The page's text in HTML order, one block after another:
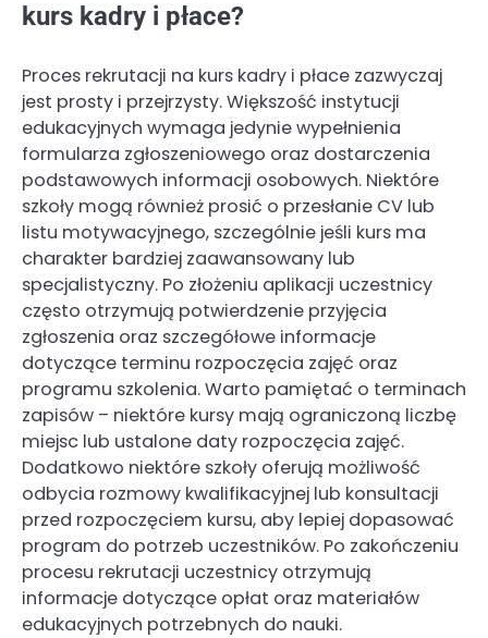
kurs kadry i płace?
Proces rekrutacji na kurs kadry i płace zazwyczaj
jest prosty i przejrzysty. Większość instytucji
edukacyjnych wymaga jedynie wypełnienia
formularza zgłoszeniowego oraz dostarczenia
podstawowych informacji osobowych. Niektóre
szkoły mogą również prosić o przesłanie CV lub
listu motywacyjnego, szczególnie jeśli kurs ma
charakter bardziej zaawansowany lub
specjalistyczny. Po złożeniu aplikacji uczestnicy
często otrzymują potwierdzenie przyjęcia
zgłoszenia oraz szczegółowe informacje
dotyczące terminu rozpoczęcia zajęć oraz
programu szkolenia. Warto pamiętać o terminach
zapisów – niektóre kursy mają ograniczoną liczbę
miejsc lub ustalone daty rozpoczęcia zajęć.
Dodatkowo niektóre szkoły oferują możliwość
odbycia rozmowy kwalifikacyjnej lub konsultacji
przed rozpoczęciem kursu, aby lepiej dopasować
program do potrzeb uczestników. Po zakończeniu
procesu rekrutacji uczestnicy otrzymują
informacje dotyczące opłat oraz materiałów
edukacyjnych potrzebnych do nauki.